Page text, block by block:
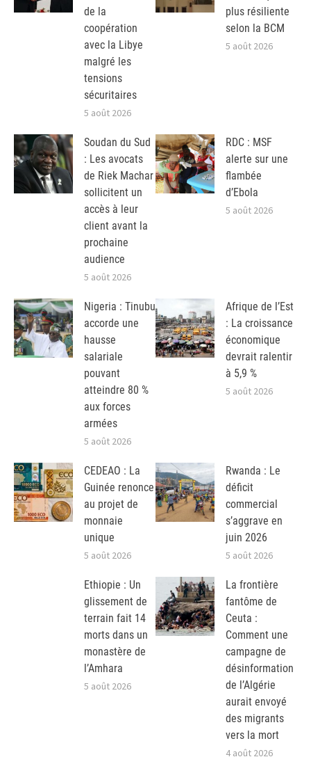
de la
coopération
avec la Libye
malgré les
tensions
sécuritaires
5 août 2026
plus résiliente
selon la BCM
5 août 2026
Soudan du Sud
: Les avocats
de Riek Machar
sollicitent un
accès à leur
client avant la
prochaine
audience
5 août 2026
RDC : MSF
alerte sur une
flambée
d’Ebola
5 août 2026
Nigeria : Tinubu
accorde une
hausse
salariale
pouvant
atteindre 80 %
aux forces
armées
5 août 2026
Afrique de l’Est
: La croissance
économique
devrait ralentir
à 5,9 %
5 août 2026
CEDEAO : La
Guinée renonce
au projet de
monnaie
unique
5 août 2026
Rwanda : Le
déficit
commercial
s’aggrave en
juin 2026
5 août 2026
Ethiopie : Un
glissement de
terrain fait 14
morts dans un
monastère de
l’Amhara
5 août 2026
La frontière
fantôme de
Ceuta :
Comment une
campagne de
désinformation
de l’Algérie
aurait envoyé
des migrants
vers la mort
4 août 2026